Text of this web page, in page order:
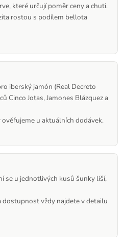
které určují poměr ceny a chuti.
rostou s podílem bellota
iberský jamón (Real Decreto
Cinco Jotas, Jamones Blázquez a
u aktuálních dodávek.
se u jednotlivých kusů šunky liší,
vždy najdete v detailu